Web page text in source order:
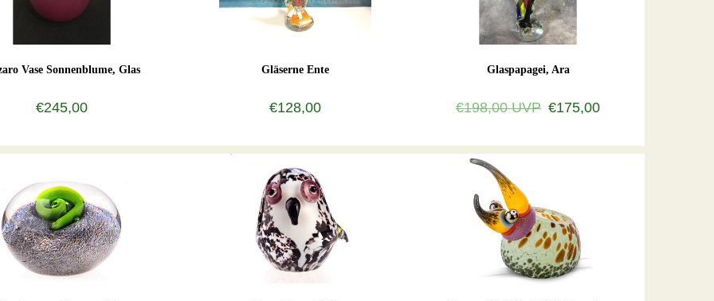
Vase Sonnenblume, Glas
€245,00
Gläserne Ente
€128,00
Glaspapagei, Ara
€198,00UVP €175,00